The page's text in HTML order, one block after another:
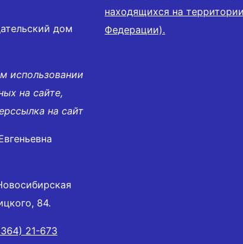
дом
использовании
на сайте,
на сайт
84.
21-673
находящихся на
Федерации).